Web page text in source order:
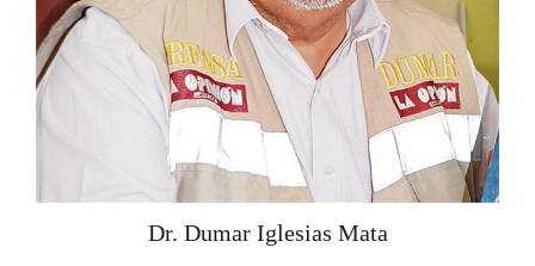
Dr. Dumar Iglesias Mata